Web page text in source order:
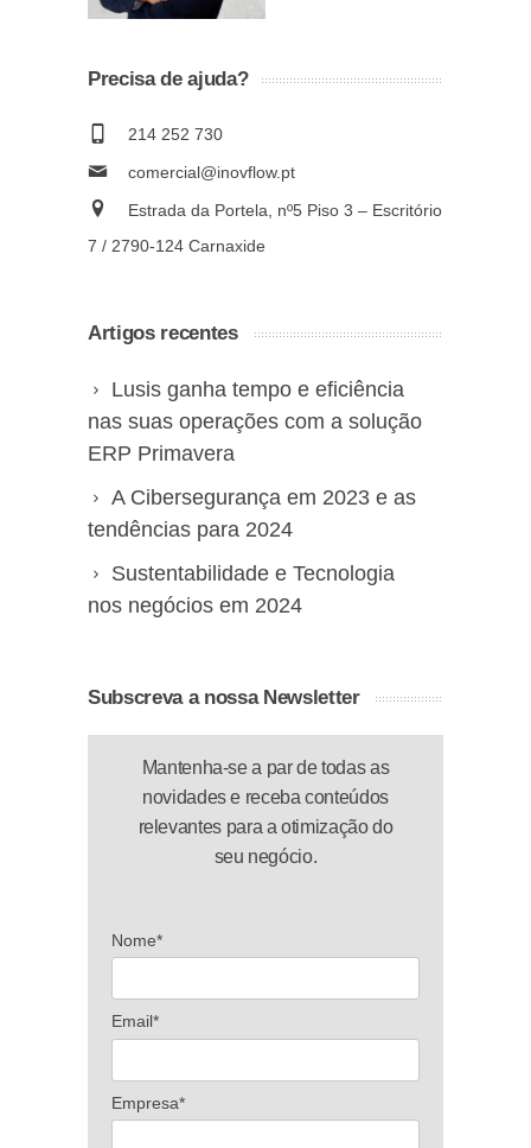
Precisa de ajuda?
214 252 730
comercial@inovflow.pt
Estrada da Portela, nº5 Piso 3 – Escritório
7 / 2790-124 Carnaxide
Artigos recentes
Lusis ganha tempo e eficiência
nas suas operações com a solução
ERP Primavera
A Cibersegurança em 2023 e as
tendências para 2024
Sustentabilidade e Tecnologia
nos negócios em 2024
Subscreva a nossa Newsletter
Mantenha-se a par de todas as
novidades e receba conteúdos
relevantes para a otimização do
seu negócio.
Nome*
Email*
Empresa*